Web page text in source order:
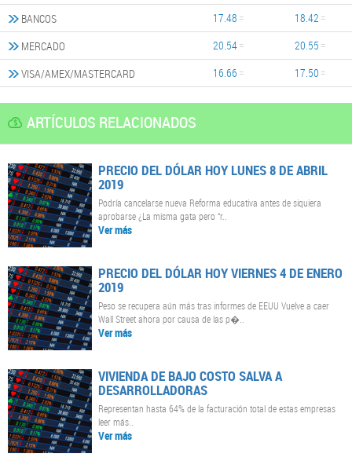
BANCOS
17.48
18.42
MERCADO
20.54
20.55
VISA/AMEX/MASTERCARD
16.66 17.50
ARTÍCULOS RELACIONADOS
PRECIO DEL DÓLAR HOY LUNES 8 DE ABRIL
2019
Podría cancelarse nueva Reforma educativa antes de siquiera
aprobarse ¿La misma gata pero “r..
Ver más
PRECIO DEL DÓLAR HOY VIERNES 4 DE ENERO
2019
Peso se recupera aún más tras informes de EEUU Vuelve a caer
Wall Street ahora por causa de las p�..
Ver más
VIVIENDA DE BAJO COSTO SALVA A
DESARROLLADORAS
Representan hasta 64% de la facturación total de estas empresas
leer más..
Ver más